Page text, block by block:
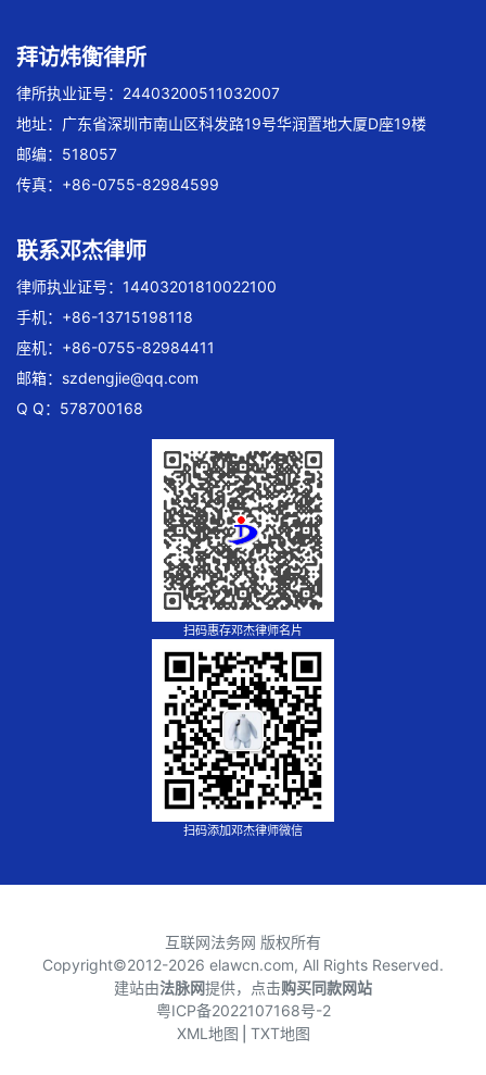
拜访炜衡律所
律所执业证号：24403200511032007
地址：广东省深圳市南山区科发路19号华润置地大厦D座19楼
邮编：518057
传真：+86-0755-82984599
联系邓杰律师
律师执业证号：14403201810022100
手机：+86-13715198118
座机：+86-0755-82984411
邮箱： szdengjie@qq.com
Q Q：578700168
扫码惠存邓杰律师名片
扫码添加邓杰律师微信
互联网法务网 版权所有
Copyright©2012-2026 elawcn.com, All Rights Reserved.
建站由法脉网提供，点击购买同款网站
粤ICP备2022107168号-2
XML地图 TXT地图